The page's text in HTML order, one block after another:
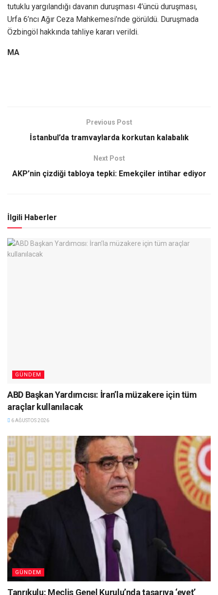
tutuklu yargılandığı davanın duruşması 4’üncü duruşması,
Urfa 6’ncı Ağır Ceza Mahkemesi’nde görüldü. Duruşmada
Özbingöl hakkında tahliye kararı verildi.
MA
Previous Post
İstanbul’da tramvaylarda korkutan kalabalık
Next Post
AKP’nin çizdiği tabloya tepki: Emekçiler intihar ediyor
İlgili Haberler
GÜNDEM
ABD Başkan Yardımcısı: İran’la müzakere için tüm
araçlar kullanılacak
6 AĞUSTOS 2026
GÜNDEM
Tanrıkulu: Meclis Genel Kurulu’nda tasarıya ‘evet’